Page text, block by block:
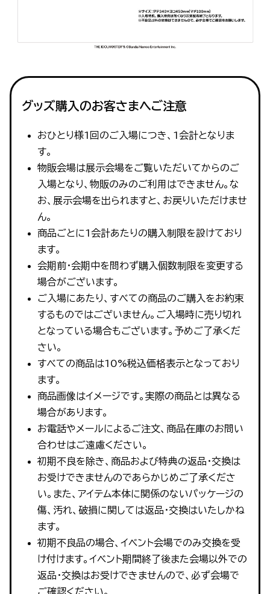
グッズ購入のお客さまへご注意
おひとり様1回のご入場につき、1会計となりま
す。
物販会場は展示会場をご覧いただいてからのご
入場となり、物販のみのご利用はできません。な
お、展示会場を出られますと、お戻りいただけませ
ん。
商品ごとに1会計あたりの購入制限を設けており
ます。
会期前・会期中を問わず購入個数制限を変更する
場合がございます。
ご入場にあたり、すべての商品のご購入をお約束
するものではございません。ご入場時に売り切れ
となっている場合もございます。予めご了承くだ
さい。
すべての商品は10%税込価格表示となっており
ます。
商品画像はイメージです。実際の商品とは異なる
場合があります。
お電話やメールによるご注文、商品在庫のお問い
合わせはご遠慮ください。
初期不良を除き、商品および特典の返品・交換は
お受けできませんのであらかじめご了承くださ
い。また、アイテム本体に関係のないパッケージの
傷、汚れ、破損に関しては返品・交換はいたしかね
ます。
初期不良品の場合、イベント会場でのみ交換を受
け付けます。イベント期間終了後また会場以外での
返品・交換はお受けできませんので、必ず会場で
ご確認ください。